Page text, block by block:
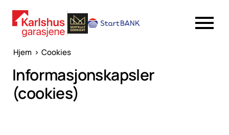
Hjem > Cookies
Informasjonskapsler
(cookies)